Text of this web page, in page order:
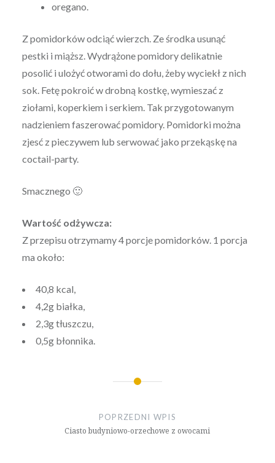
oregano.
Z pomidorków odciąć wierzch. Ze środka usunąć
pestki i miąższ. Wydrążone pomidory delikatnie
posolić i ulożyć otworami do dołu, żeby wyciekł z nich
sok. Fetę pokroić w drobną kostkę, wymieszać z
ziołami, koperkiem i serkiem. Tak przygotowanym
nadzieniem faszerować pomidory. Pomidorki można
zjesć z pieczywem lub serwować jako przekąskę na
coctail-party.
Smacznego 🙂
Wartość odżywcza:
Z przepisu otrzymamy 4 porcje pomidorków. 1 porcja
ma około:
40,8 kcal,
4,2g białka,
2,3g tłuszczu,
0,5g błonnika.
POPRZEDNI WPIS
Ciasto budyniowo-orzechowe z owocami